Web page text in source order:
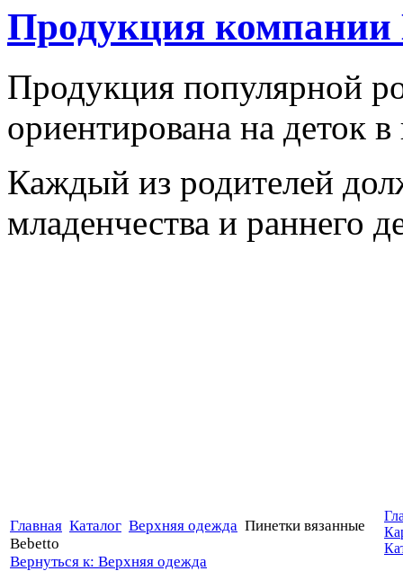
Продукция компании
Продукция популярной
ориентирована на деток в
Каждый из родителей
младенчества и раннего
Главная Каталог Верхняя одежда Пинетки вязанные
Bebetto
Вернуться к: Верхняя одежда